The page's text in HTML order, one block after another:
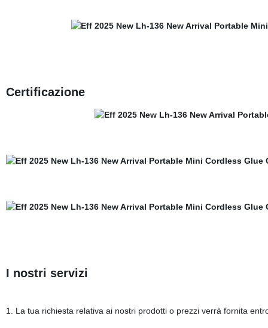
Certificazione
I nostri servizi
1. La tua richiesta relativa ai nostri prodotti o prezzi verrà fornita